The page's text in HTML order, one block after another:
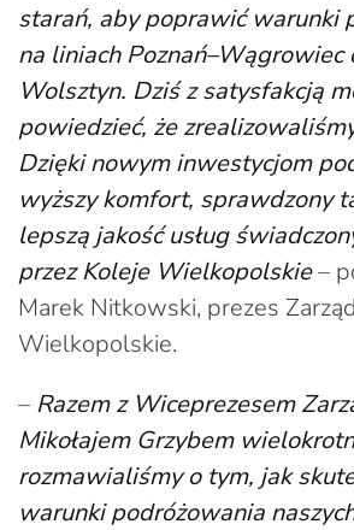
starań, aby poprawić warunki
na liniach Poznań–Wągrowiec
Wolsztyn. Dziś z satysfakcją
powiedzieć, że
Dzięki nowym inwestycjom
wyższy komfort, sprawdzony
lepszą jakość usług
przez Koleje Wielkopolskie–
Marek Nitkowski, prezes
Wielkopolskie.
– Razem z Wiceprezesem
Mikołajem Grzybem
rozmawialiśmy o tym, jak
warunki podróżowania